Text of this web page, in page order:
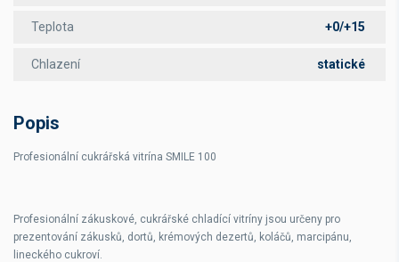
Teplota +0/+15
Chlazení statické
Popis
Profesionální cukrářská vitrína SMILE 100
Profesionální zákuskové, cukrářské chladící vitríny jsou určeny pro
prezentování zákusků, dortů, krémových dezertů, koláčů, marcipánu,
lineckého cukroví.